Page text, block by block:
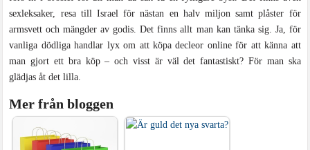
sexleksaker, resa till Israel för nästan en halv miljon samt plåster för
armsvett och mängder av godis. Det finns allt man kan tänka sig. Ja, för
vanliga dödliga handlar lyx om att köpa decleor online för att känna att
man gjort ett bra köp – och visst är väl det fantastiskt? För man ska
glädjas åt det lilla.
Mer från bloggen